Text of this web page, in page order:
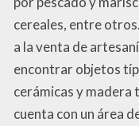
cereales, entre
a la venta de
encontrar objetos
cerámicas y madera
cuenta con un área